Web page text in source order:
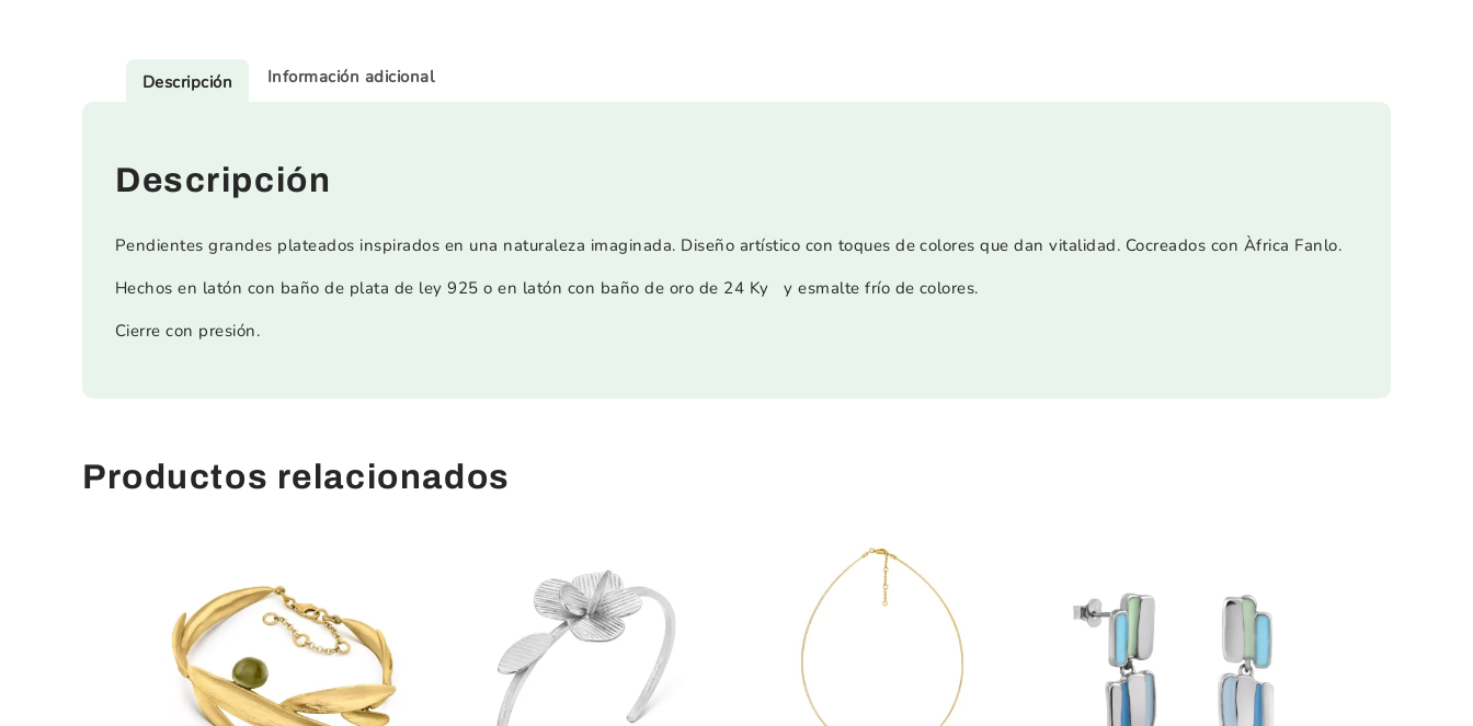
Descripción Información adicional
Descripción
Pendientes grandes plateados inspirados en una naturaleza imaginada. Diseño artístico con toques de colores que dan vitalidad. Cocreados con Àfrica Fanlo.
Hechos en latón con baño de plata de ley 925 o en latón con baño de oro de 24 Ky y esmalte frío de colores.
Cierre con presión.
Productos relacionados